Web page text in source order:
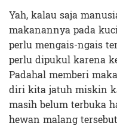
Yah, kalau saja
makanannya pada
perlu mengais-ngais
perlu dipukul karena
Padahal memberi
diri kita jatuh miskin
masih belum terbuka
hewan malang